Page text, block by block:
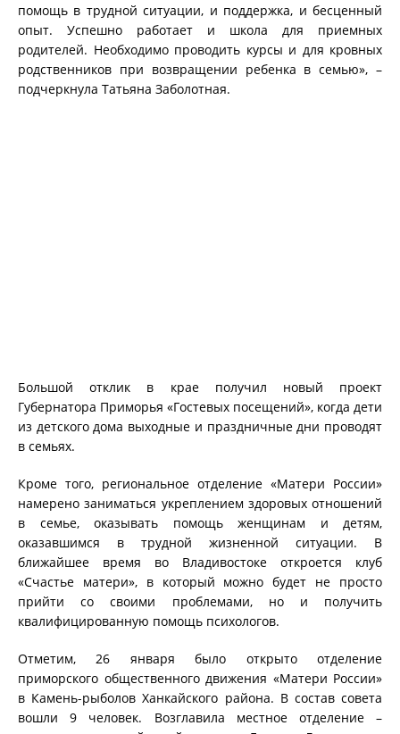
помощь в трудной ситуации, и поддержка, и бесценный
опыт. Успешно работает и школа для приемных
родителей. Необходимо проводить курсы и для кровных
родственников при возвращении ребенка в семью», –
подчеркнула Татьяна Заболотная.
Большой отклик в крае получил новый проект
Губернатора Приморья «Гостевых посещений», когда дети
из детского дома выходные и праздничные дни проводят
в семьях.
Кроме того, региональное отделение «Матери России»
намерено заниматься укреплением здоровых отношений
в семье, оказывать помощь женщинам и детям,
оказавшимся в трудной жизненной ситуации. В
ближайшее время во Владивостоке откроется клуб
«Счастье матери», в который можно будет не просто
прийти со своими проблемами, но и получить
квалифицированную помощь психологов.
Отметим, 26 января было открыто отделение
приморского общественного движения «Матери России»
в Камень-рыболов Ханкайского района. В состав совета
вошли 9 человек. Возглавила местное отделение –